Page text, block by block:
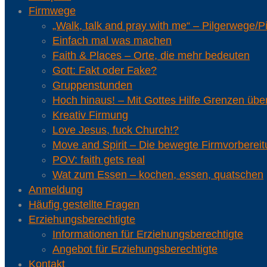
Firmwege
„Walk, talk and pray with me“ – Pilgerwege/
Einfach mal was machen
Faith & Places – Orte, die mehr bedeuten
Gott: Fakt oder Fake?
Gruppenstunden
Hoch hinaus! – Mit Gottes Hilfe Grenzen
Kreativ Firmung
Love Jesus, fuck Church!?
Move and Spirit – Die bewegte
POV: faith gets real
Wat zum Essen – kochen, essen, quatschen
Anmeldung
Häufig gestellte Fragen
Erziehungsberechtigte
Informationen für Erziehungsberechtigte
Angebot für Erziehungsberechtigte
Kontakt